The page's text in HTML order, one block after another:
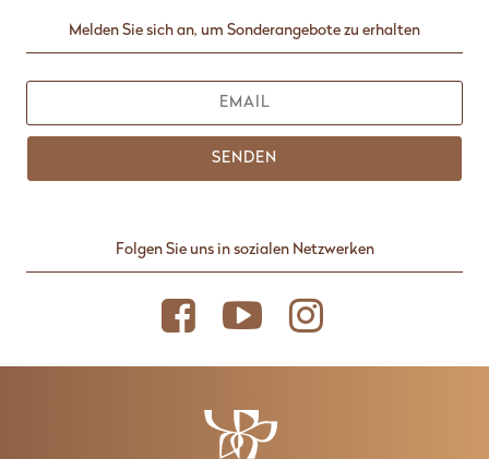
Melden Sie sich an, um Sonderangebote zu erhalten
SENDEN
Folgen Sie uns in sozialen Netzwerken